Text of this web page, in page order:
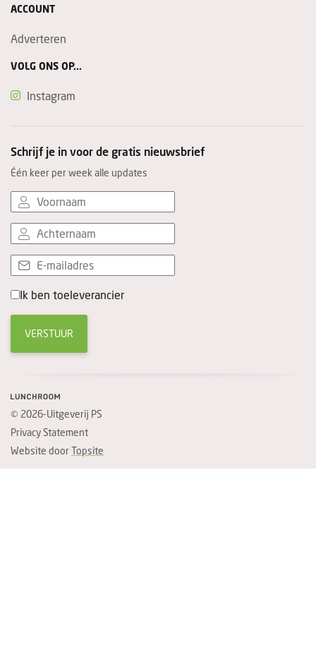
ACCOUNT
Adverteren
VOLG ONS OP...
Instagram
Schrijf je in voor de gratis nieuwsbrief
Één keer per week alle updates
Ik ben toeleverancier
VERSTUUR
© 2026-Uitgeverij PS
Privacy Statement
Website doorTopsite